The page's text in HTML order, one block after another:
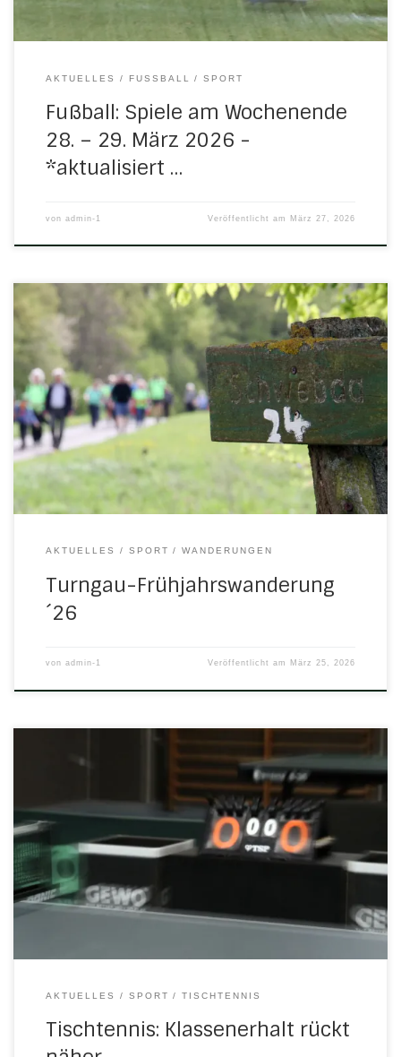
AKTUELLES FUSSBALL SPORT
Fußball: Spiele am Wochenende
28. – 29. März 2026 -
*aktualisiert …
von admin-1 Veröffentlicht am März 27, 2026
Auch in diesem Jahr wird vom Turngau Werra wieder eine
Frühjahrswanderung angeboten.Sie findet am
kommenden Sonntag, 29. März 2026, in Frankershausen
statt. Für interessierte TSV-Wanderer empfehlen wir wieder
den Treffpunkt um 8.30 Uhr an der Bushaltestelle Ecke
Waldstraße, um gemeinsam mit den Wanderfreunden des
Werratalvereins Fahrgemeinschaften zu bilden. Hier geht´s
[…]
AKTUELLES SPORT WANDERUNGEN
Turngau-Frühjahrswanderung
´26
von admin-1 Veröffentlicht am März 25, 2026
Einen großen Schritt in Richtung Klassenerhalt hat die erste
Mannschaft in der Bezirksklasse gemacht. Durch einen 7:3-
Sieg gegen Schlusslicht Oberhone setzt sie sich mit fünf
Punkten Differenz vom Tabellenende ab. Die zweite
Mannschaft war im Derby klar unterlegen und kann die
Klasse nur noch theoretisch halten. Die dritte Mannschaft
verlor […]
AKTUELLES SPORT TISCHTENNIS
Tischtennis: Klassenerhalt rückt